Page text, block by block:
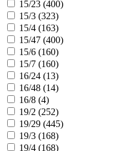
15/23 (400)
15/3 (323)
15/4 (163)
15/47 (400)
15/6 (160)
15/7 (160)
16/24 (13)
16/48 (14)
16/8 (4)
19/2 (252)
19/29 (445)
19/3 (168)
19/4 (168)